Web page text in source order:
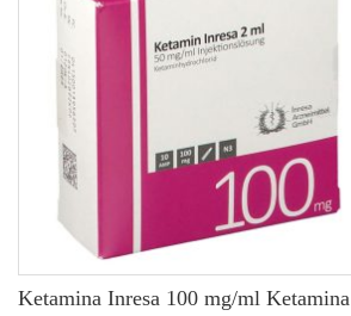
Ketamina Inresa 100 mg/ml Ketamina